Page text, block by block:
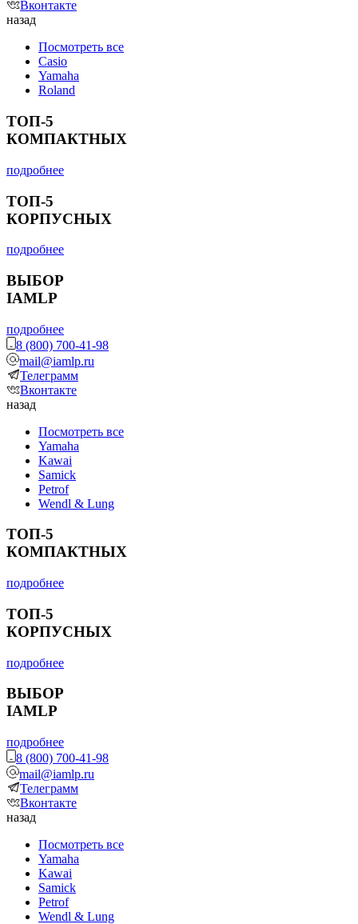
Вконтакте
назад
Посмотреть все
Casio
Yamaha
Roland
ТОП-5
КОМПАКТНЫХ
подробнее
ТОП-5
КОРПУСНЫХ
подробнее
ВЫБОР
IAMLP
подробнее
8 (800) 700-41-98
mail@iamlp.ru
Телеграмм
Вконтакте
назад
Посмотреть все
Yamaha
Kawai
Samick
Petrof
Wendl & Lung
ТОП-5
КОМПАКТНЫХ
подробнее
ТОП-5
КОРПУСНЫХ
подробнее
ВЫБОР
IAMLP
подробнее
8 (800) 700-41-98
mail@iamlp.ru
Телеграмм
Вконтакте
назад
Посмотреть все
Yamaha
Kawai
Samick
Petrof
Wendl & Lung